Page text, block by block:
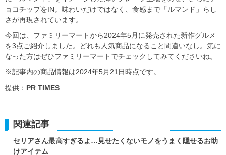
ョコチップをIN。味わいだけではなく、食感まで「ルマンド」らし
さが再現されています。
今回は、ファミリーマートから2024年5月に発売された新作グルメ
を3点ご紹介しました。どれも人気商品になること間違いなし。気に
なった方はぜひファミリーマートでチェックしてみてくださいね。
※記事内の商品情報は2024年5月21日時点です。
提供： PR TIMES
関連記事
セリアさん最高すぎるよ…見せたくないモノをうまく隠せるお助
けアイテム